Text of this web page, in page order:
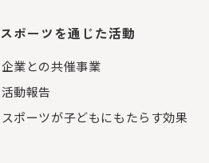
スポーツを通じた活動
企業との共催事業
活動報告
スポーツが子どもにもたらす効果